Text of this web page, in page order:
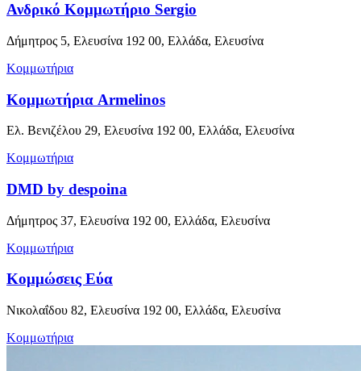
Ανδρικό Κομμωτήριο Sergio
Δήμητρος 5, Ελευσίνα 192 00, Ελλάδα, Ελευσίνα
Κομμωτήρια
Κομμωτήρια Armelinos
Ελ. Βενιζέλου 29, Ελευσίνα 192 00, Ελλάδα, Ελευσίνα
Κομμωτήρια
DMD by despoina
Δήμητρος 37, Ελευσίνα 192 00, Ελλάδα, Ελευσίνα
Κομμωτήρια
Κομμώσεις Εύα
Νικολαΐδου 82, Ελευσίνα 192 00, Ελλάδα, Ελευσίνα
Κομμωτήρια